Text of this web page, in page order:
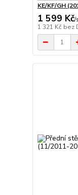
KE/KF/GH
1 599 Kč/
1 321 Kč bez